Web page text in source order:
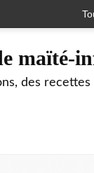
maïté-
des